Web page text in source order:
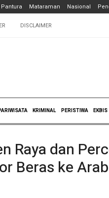
Pantura Mataraman Nasional
DISCLAIMER
KRIMINAL PERISTIWA EKBIS
Raya dan
Beras ke